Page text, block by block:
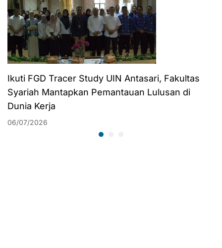
Ikuti FGD Tracer Study UIN Antasari, Fakultas
Syariah Mantapkan Pemantauan Lulusan di
Dunia Kerja
06/07/2026